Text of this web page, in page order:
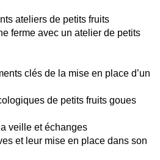
ateliers de petits fruits
ferme avec un atelier de petits
clés de la mise en place d’un
de petits fruits goues
veille et échanges
et leur mise en place dans son